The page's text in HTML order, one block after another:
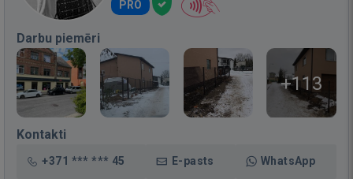
PRO
Darbu piemēri
+113
Kontakti
+371 *** *** 45 E-pasts WhatsApp